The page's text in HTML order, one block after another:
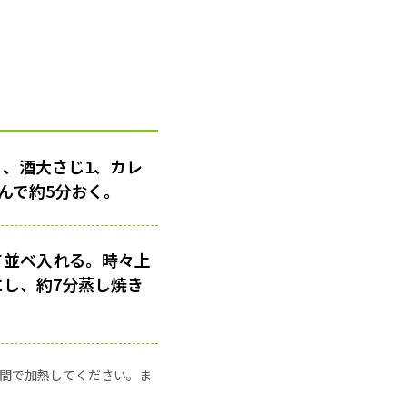
酒大さじ1、カレ
約5分おく。
べ入れる。時々上
、約7分蒸し焼き
で加熱してください。ま